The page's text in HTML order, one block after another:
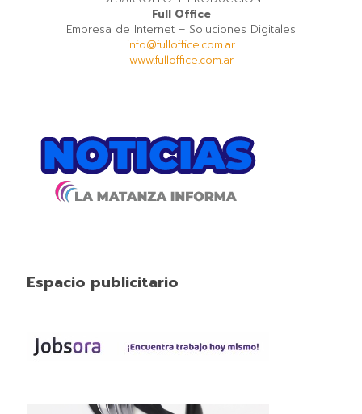
Full Office
Empresa de Internet – Soluciones Digitales
info@fulloffice.com.ar
www.fulloffice.com.ar
Espacio publicitario